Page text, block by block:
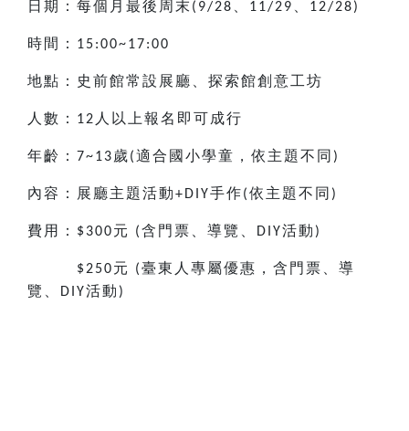
日期：每個月最後周末 (9/28 11/29 12/28)
時間： 15:00~17:00
地點：史前館常設展廳、探索館創意工坊
人數： 12 人以上報名即可成行
年齡： 7~13歲(適合國小學童，依主題不同 )
內容：展廳主題活動+DIY手作(依主題不同 )
費用： $300元 (含門票、導覽、 DIY活動 )
$250元 (臺東人專屬優惠，含門票、導
覽、 DIY活動 )